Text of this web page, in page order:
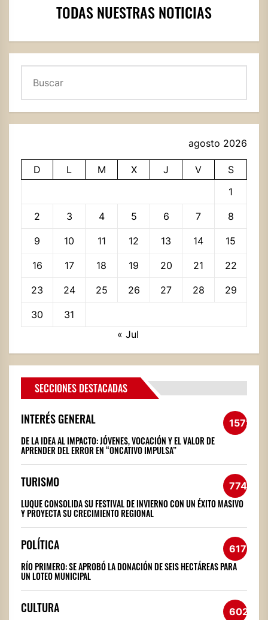
TODAS NUESTRAS NOTICIAS
agosto 2026
D L M X J V
S
1
2 3 4 5 6 7 8
9 10 11 12 13 14 15
16 17 18 19 20 21 22
23 24 25 26 27 28 29
30
31
« Jul
SECCIONES DESTACADAS
INTERÉS GENERAL 1572
DE LA IDEA AL IMPACTO: JÓVENES, VOCACIÓN Y EL VALOR DE
APRENDER DEL ERROR EN “ONCATIVO IMPULSA”
TURISMO 774
LUQUE CONSOLIDA SU FESTIVAL DE INVIERNO CON UN ÉXITO MASIVO
Y PROYECTA SU CRECIMIENTO REGIONAL
POLÍTICA 617
RÍO PRIMERO: SE APROBÓ LA DONACIÓN DE SEIS HECTÁREAS PARA
UN LOTEO MUNICIPAL
CULTURA 602